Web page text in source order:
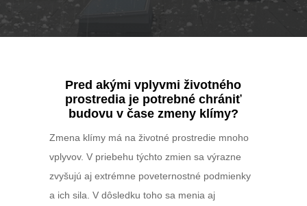
Pred akými vplyvmi životného
prostredia je potrebné chrániť
budovu v čase zmeny klímy?
Zmena klímy má na životné prostredie mnoho
vplyvov. V priebehu týchto zmien sa výrazne
zvyšujú aj extrémne poveternostné podmienky
a ich sila. V dôsledku toho sa menia aj